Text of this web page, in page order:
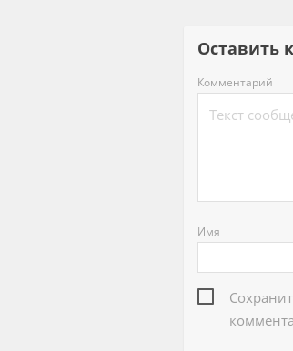
Оставить
Комментарий
Имя